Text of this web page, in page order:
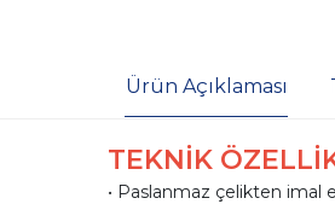
Ürün Açıklaması
TEKNİK
• Paslanmaz çelikten imal